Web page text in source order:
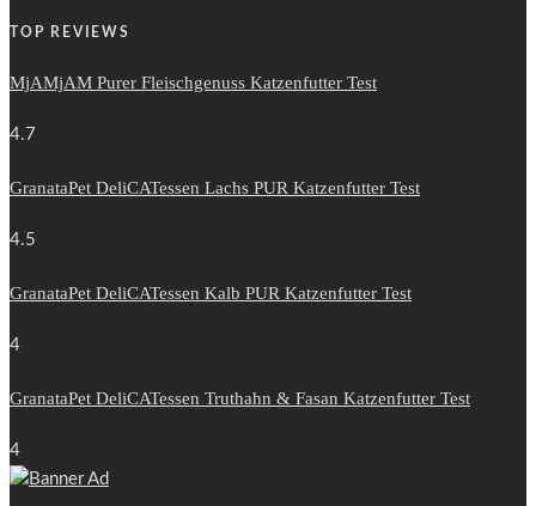
TOP REVIEWS
MjAMjAM Purer Fleischgenuss Katzenfutter Test
4.7
GranataPet DeliCATessen Lachs PUR Katzenfutter Test
4.5
GranataPet DeliCATessen Kalb PUR Katzenfutter Test
4
GranataPet DeliCATessen Truthahn & Fasan Katzenfutter Test
4